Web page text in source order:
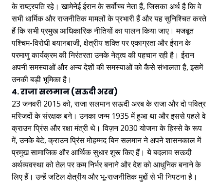
के राष्ट्रपति रहे। खामेनेई ईरान के सर्वोच्च नेता हैं, जिसका अर्थ है कि वे
सभी धार्मिक और राजनीतिक मामलों के प्रभारी हैं और यह सुनिश्चित करते
हैं कि सभी प्रमुख आधिकारिक नीतियों का पालन किया जाए। मजबूत
पश्चिम-विरोधी बयानबाजी, क्षेत्रीय शक्ति पर एकाग्रता और ईरान के
परमाणु कार्यक्रम की निरंतरता उनके नेतृत्व की पहचान रही है। ईरान
अपनी समस्याओं और अन्य देशों की समस्याओं को कैसे संभालता है, इसमें
उनकी बड़ी भूमिका है।
4. राजा सलमान (सऊदी अरब)
23 जनवरी 2015 को, राजा सलमान सऊदी अरब के राजा और दो पवित्र
मस्जिदों के संरक्षक बने। उनका जन्म 1935 में हुआ था और इससे पहले वे
क्राउन प्रिंस और रक्षा मंत्री थे। विज़न 2030 योजना के हिस्से के रूप
में, उनके बेटे, क्राउन प्रिंस मोहम्मद बिन सलमान ने अपने शासनकाल में
प्रमुख सामाजिक और आर्थिक सुधार शुरू किए हैं। ये बदलाव सऊदी
अर्थव्यवस्था को तेल पर कम निर्भर बनाने और देश को आधुनिक बनाने के
लिए हैं। उन्हें जटिल क्षेत्रीय और भू-राजनीतिक मुद्दों से भी निपटना है।